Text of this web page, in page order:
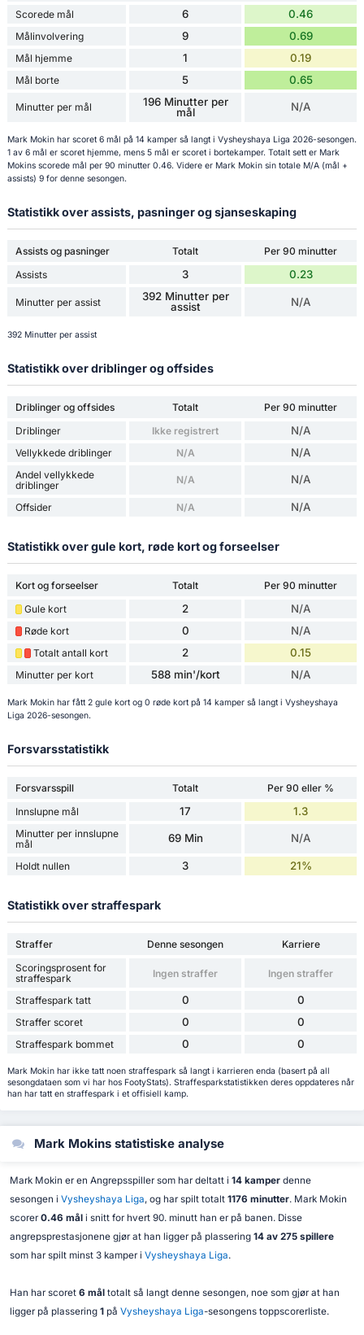
Scorede mål
6 0.46
Målinvolvering 9 0.69
Mål hjemme 1 0.19
Mål borte 5 0.65
Minutter per mål
196 Minutter per
mål
N/A
Mark Mokin har scoret 6 mål på 14 kamper så langt i Vysheyshaya Liga 2026-sesongen.
1 av 6 mål er scoret hjemme, mens 5 mål er scoret i bortekamper. Totalt sett er Mark
Mokins scorede mål per 90 minutter 0.46. Videre er Mark Mokin sin totale M/A (mål +
assists) 9 for denne sesongen.
Statistikk over assists, pasninger og sjanseskaping
Assists og pasninger Totalt
Per 90 minutter
Assists
3 0.23
Minutter per assist
392 Minutter per
assist
N/A
392 Minutter per assist
Statistikk over driblinger og offsides
Driblinger og offsides Totalt
Per 90 minutter
Driblinger
Ikke registrert N/A
Vellykkede driblinger N/A N/A
Andel vellykkede
driblinger
N/A N/A
Offsider N/A N/A
Statistikk over gule kort, røde kort og forseelser
Kort og forseelser Totalt
Per 90 minutter
Gule kort
2 N/A
Røde kort 0 N/A
Totalt antall kort 2 0.15
Minutter per kort 588 min'/kort N/A
Mark Mokin har fått 2 gule kort og 0 røde kort på 14 kamper så langt i Vysheyshaya
Liga 2026-sesongen.
Forsvarsstatistikk
Forsvarsspill Totalt
Per 90 eller %
Innslupne mål
17 1.3
Minutter per innslupne
mål
69 Min N/A
Holdt nullen 3 21%
Statistikk over straffespark
Straffer Denne sesongen
Karriere
Scoringsprosent for
straffespark
Ingen straffer Ingen straffer
Straffespark tatt 0 0
Straffer scoret 0 0
Straffespark bommet 0 0
Mark Mokin har ikke tatt noen straffespark så langt i karrieren enda (basert på all
sesongdataen som vi har hos FootyStats). Straffesparkstatistikken deres oppdateres når
han har tatt en straffespark i et offisiell kamp.
Mark Mokins statistiske analyse
Mark Mokin er en Angrepsspiller som har deltatt i 14 kamperdenne
sesongen i Vysheyshaya Liga, og har spilt totalt 1176 minutter. Mark Mokin
scorer 0.46 måli snitt for hvert 90. minutt han er på banen. Disse
angrepsprestasjonene gjør at han ligger på plassering 14 av 275 spillere
som har spilt minst 3 kamper i Vysheyshaya Liga.
Han har scoret 6 måltotalt så langt denne sesongen, noe som gjør at han
ligger på plassering 1på Vysheyshaya Liga-sesongens toppscorerliste.